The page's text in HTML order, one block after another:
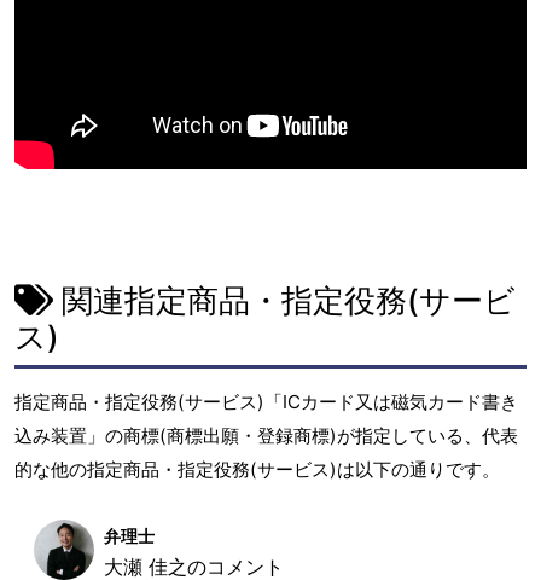
関連指定商品・指定役務(サービ
ス)
指定商品・指定役務(サービス)「ICカード又は磁気カード書き
込み装置」の商標(商標出願・登録商標)が指定している、代表
的な他の指定商品・指定役務(サービス)は以下の通りです。
弁理士
大瀬 佳之のコメント